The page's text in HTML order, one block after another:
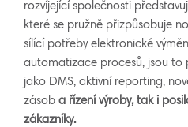
rozvíjející společnosti
které se pružně přizpůsobuje
sílící potřeby elektronické
automatizace procesů, jsou to
jako DMS, aktivní reporting,
zásob a řízení výroby, tak i
zákazníky.